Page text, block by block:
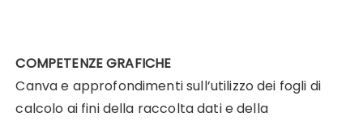
COMPETENZE GRAFICHE
Canva e approfondimenti sull’utilizzo dei fogli di
calcolo ai fini della raccolta dati e della